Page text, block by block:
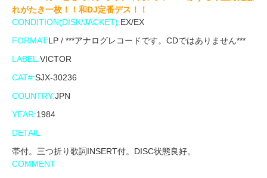
れがたき一枚！！和DJ定番デス！！
CONDITION(DISK/JACKET):EX/EX
FORMAT:LP / ***アナログレコードです。CDではありません***
LABEL:VICTOR
CAT#:SJX-30236
COUNTRY:JPN
YEAR:1984
DETAIL
帯付。三つ折り歌詞INSERT付。DISC状態良好。
COMMENT